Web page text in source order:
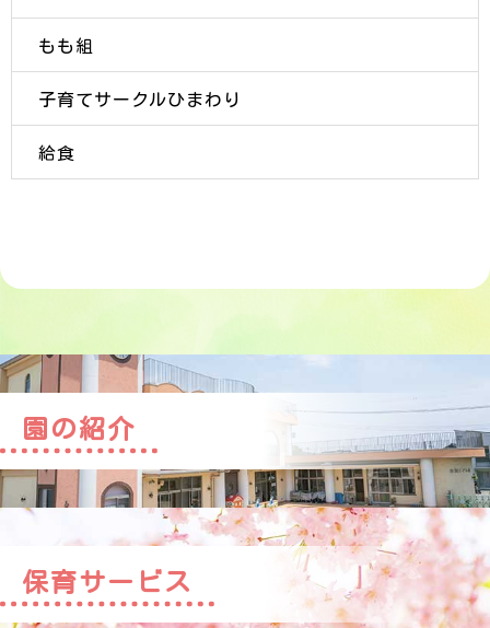
もも組
子育てサークルひまわり
給食
園の紹介
保育サービス